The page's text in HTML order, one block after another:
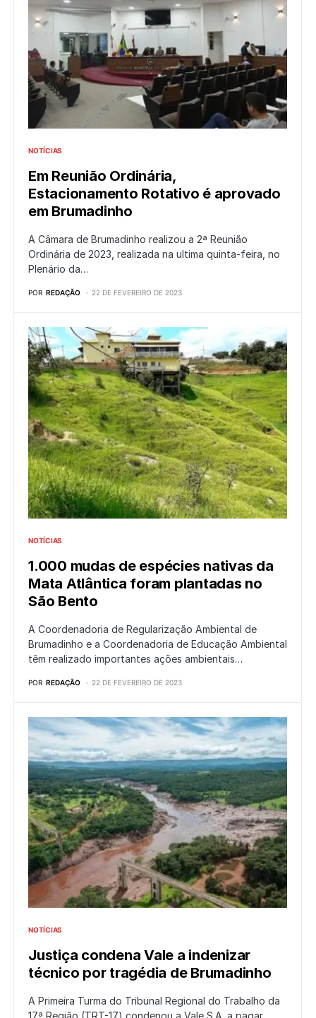
NOTÍCIAS
Em Reunião Ordinária,
Estacionamento Rotativo é aprovado
em Brumadinho
A Câmara de Brumadinho realizou a 2ª Reunião
Ordinária de 2023, realizada na ultima quinta-feira, no
Plenário da…
POR REDAÇÃO 22 DE FEVEREIRO DE 2023
NOTÍCIAS
1.000 mudas de espécies nativas da
Mata Atlântica foram plantadas no
São Bento
A Coordenadoria de Regularização Ambiental de
Brumadinho e a Coordenadoria de Educação Ambiental
têm realizado importantes ações ambientais…
POR REDAÇÃO 22 DE FEVEREIRO DE 2023
NOTÍCIAS
Justiça condena Vale a indenizar
técnico por tragédia de Brumadinho
A Primeira Turma do Tribunal Regional do Trabalho da
17ª Região (TRT-17) condenou a Vale S.A. a pagar…